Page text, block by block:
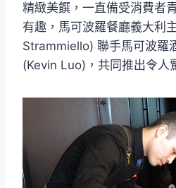
精緻美饌，一直備受消費者
有趣，馬可波羅餐廳義大利
Strammiello) 聯手馬可波羅
(Kevin Luo)，共同推出令人